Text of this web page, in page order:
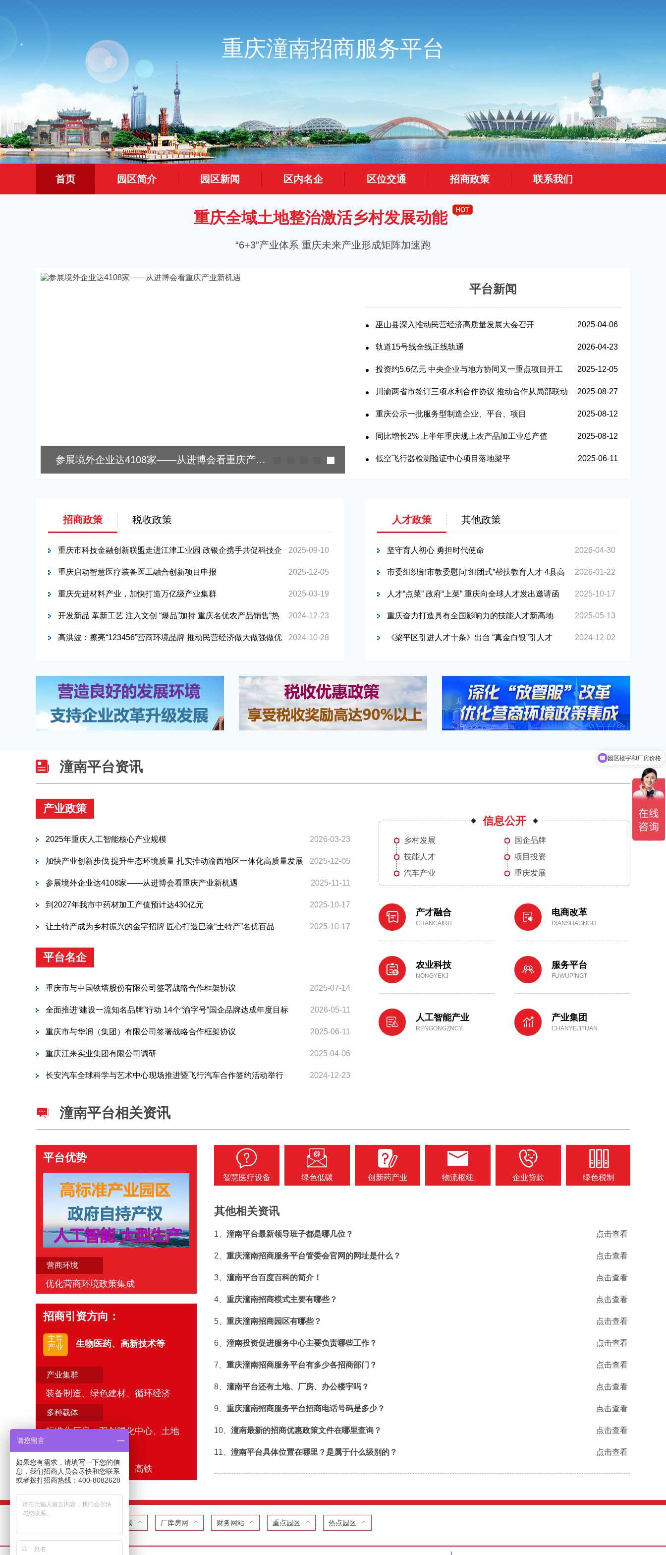
重庆潼南招商服务平台
首页 园区简介 园区新闻 区内名企 区位交通 招商政策 联系我们
重庆全域土地整治激活乡村发展动能
“6+3”产业体系 重庆未来产业形成矩阵加速跑
参展境外企业达4108家——从进博会看重庆产业新机遇 巫山县深入推动民营经济高质量发展大会召开
平台新闻
2025-04-06
巫山县深入推动民营经济高质量发展大会召开
2026-04-23
轨道15号线全线正线轨通
2025-12-05
投资约5.6亿元 中央企业与地方协同又一重点项目开工
2025-08-27
川渝两省市签订三项水利合作协议 推动合作从局部联动
到全域融合 2025-08-12
重庆公示一批服务型制造企业、平台、项目
2025-08-12
同比增长2% 上半年重庆规上农产品加工业总产值
1221.13亿元 2025-06-11
低空飞行器检测验证中心项目落地梁平
招商政策 税收政策
2025-09-10
重庆市科技金融创新联盟走进江津工业园 政银企携手共促科技企
业发展 2025-12-05
重庆启动智慧医疗装备医工融合创新项目申报
2025-03-19
重庆先进材料产业，加快打造万亿级产业集群
2024-12-23
开发新品 革新工艺 注入文创 “爆品”加持 重庆名优农产品销售“热
辣滚烫” 2024-10-28
高洪波：擦亮“123456”营商环境品牌 推动民营经济做大做强做优
人才政策 其他政策
2026-04-30
坚守育人初心 勇担时代使命
2026-01-22
市委组织部市教委慰问“组团式”帮扶教育人才 4县高
中阶段学科实现帮扶人才全覆盖 2025-10-17
人才“点菜” 政府“上菜” 重庆向全球人才发出邀请函
2025-05-13
重庆奋力打造具有全国影响力的技能人才新高地
2024-12-02
《梁平区引进人才十条》出台 “真金白银”引人才
潼南平台资讯
产业政策
2026-03-23
2025年重庆人工智能核心产业规模
2025-12-05
加快产业创新步伐 提升生态环境质量 扎实推动渝西地区一体化高质量发展
2025-11-11
参展境外企业达4108家——从进博会看重庆产业新机遇
2025-10-17
到2027年我市中药材加工产值预计达430亿元
2025-10-17
让土特产成为乡村振兴的金字招牌 匠心打造巴渝“土特产”名优百品
平台名企
2025-07-14
重庆市与中国铁塔股份有限公司签署战略合作框架协议
2026-05-11
全面推进“建设一流知名品牌”行动 14个“渝字号”国企品牌达成年度目标
2025-06-11
重庆市与华润（集团）有限公司签署战略合作框架协议
2025-04-06
重庆江来实业集团有限公司调研
2024-12-23
长安汽车全球科学与艺术中心现场推进暨飞行汽车合作签约活动举行
信息公开
乡村发展
国企品牌
技能人才
项目投资
汽车产业
重庆发展
产才融合
CHANCAIRH
电商改革
DIANSHAGNGG
农业科技
NONGYEKJ
服务平台
FUWUPINGT
人工智能产业
RENGONGZNCY
产业集团
CHANYEJITUAN
潼南平台相关资讯
平台优势
营商环境
优化营商环境政策集成
招商引资方向：
主导
产业
生物医药、高新技术等
产业集群
装备制造、绿色建材、循环经济
多种载体
标准化厂房、双创孵化中心、土地
区位优势
交通便利、靠近高速、高铁
智慧医疗设备 绿色低碳 创新药产业 物流枢纽 企业贷款 绿色税制
其他相关资讯
点击查看
1、 潼南平台最新领导班子都是哪几位？
点击查看
2、 重庆潼南招商服务平台管委会官网的网址是什么？
点击查看
3、 潼南平台百度百科的简介！
点击查看
4、 重庆潼南招商模式主要有哪些？
点击查看
5、 重庆潼南招商园区有哪些？
点击查看
6、 潼南投资促进服务中心主要负责哪些工作？
点击查看
7、 重庆潼南招商服务平台有多少各招商部门？
点击查看
8、 潼南平台还有土地、厂房、办公楼宇吗？
点击查看
9、 重庆潼南招商服务平台招商电话号码是多少？
点击查看
10、 潼南最新的招商优惠政策文件在哪里查询？
点击查看
11、 潼南平台具体位置在哪里？是属于什么级别的？
医疗器械 厂库房网 财务网站 重点园区 热点园区
园区优惠政策
请您留言
如果您有需求，请填写一下您的信
息，我们招商人员会尽快和您联系
或者拨打招商热线：400-8082628